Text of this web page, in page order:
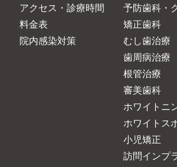
アクセス・診療時間
料金表
院内感染対策
予防歯科・
矯正歯科
むし歯治療
歯周病治療
根管治療
審美歯科
ホワイトニ
ホワイトス
小児矯正
訪問インプ